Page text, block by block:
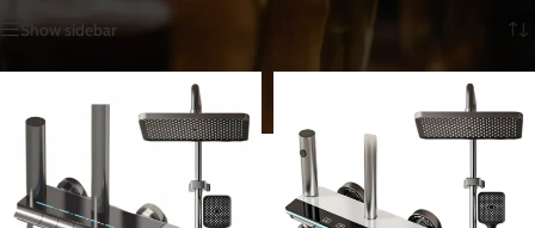
Show sidebar